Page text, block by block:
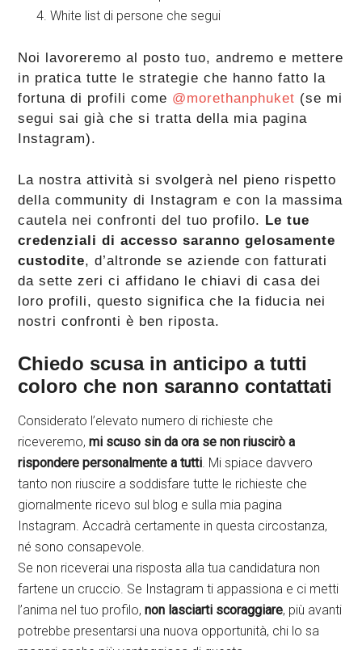
White list di persone che segui
Noi lavoreremo al posto tuo, andremo e mettere
in pratica tutte le strategie che hanno fatto la
fortuna di profili come @morethanphuket (se mi
segui sai già che si tratta della mia pagina
Instagram).
La nostra attività si svolgerà nel pieno rispetto
della community di Instagram e con la massima
cautela nei confronti del tuo profilo. Le tue
credenziali di accesso saranno gelosamente
custodite, d’altronde se aziende con fatturati
da sette zeri ci affidano le chiavi di casa dei
loro profili, questo significa che la fiducia nei
nostri confronti è ben riposta.
Chiedo scusa in anticipo a tutti
coloro che non saranno contattati
Considerato l’elevato numero di richieste che
riceveremo,mi scuso sin da ora se non riuscirò a
rispondere personalmente a tutti. Mi spiace davvero
tanto non riuscire a soddisfare tutte le richieste che
giornalmente ricevo sul blog e sulla mia pagina
Instagram. Accadrà certamente in questa circostanza,
né sono consapevole.
Se non riceverai una risposta alla tua candidatura non
fartene un cruccio. Se Instagram ti appassiona e ci metti
l’anima nel tuo profilo,non lasciarti scoraggiare, più avanti
potrebbe presentarsi una nuova opportunità, chi lo sa